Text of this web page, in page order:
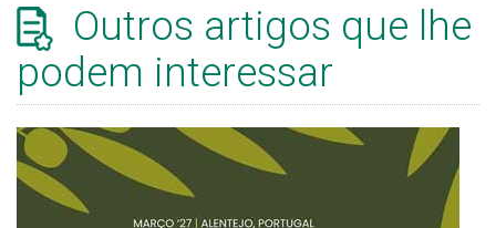
Outros artigos que lhe
podem interessar